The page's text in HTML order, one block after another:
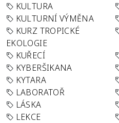
KULTURA
KULTURNÍ VÝMĚNA
KURZ TROPICKÉ
EKOLOGIE
KUŘECÍ
KYBERŠIKANA
KYTARA
LABORATOŘ
LÁSKA
LEKCE